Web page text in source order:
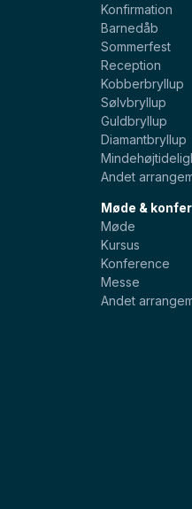
Konfirmation
Barnedåb
Sommerfest
Reception
Kobberbryllup
Sølvbryllup
Guldbryllup
Diamantbryllup
Andet
Møde &
Møde
Kursus
Konference
Messe
Andet